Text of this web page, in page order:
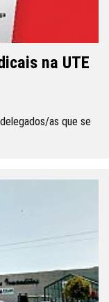
na UTE
as que se